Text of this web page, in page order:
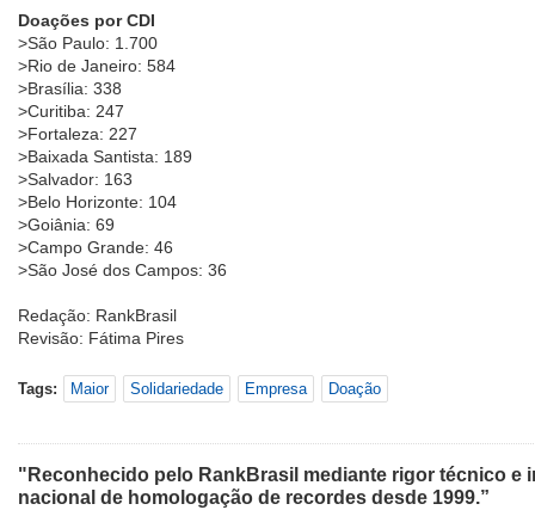
Doações por CDI
>São Paulo: 1.700
>Rio de Janeiro: 584
>Brasília: 338
>Curitiba: 247
>Fortaleza: 227
>Baixada Santista: 189
>Salvador: 163
>Belo Horizonte: 104
>Goiânia: 69
>Campo Grande: 46
>São José dos Campos: 36
Redação: RankBrasil
Revisão: Fátima Pires
Tags: Maior Solidariedade Empresa Doação
"Reconhecido pelo RankBrasil mediante rigor técnico e
nacional de homologação de recordes desde 1999.”